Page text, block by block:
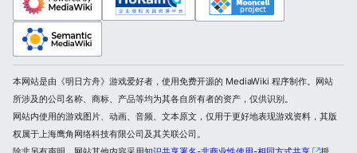
本网站是由《明日方舟》游戏爱好者，使用免费开源的 MediaWiki 程序制作。网站
所涉及的公司名称、商标、产品等均为其各自所有者的资产，仅供识别。
网站内使用的游戏图片、动画、音频、文本原文，仅用于更好地表现游戏资料，其版
权属于上海鹰角网络科技有限公司及其关联公司。